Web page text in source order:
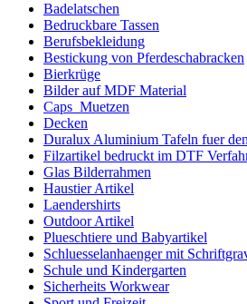
Badelatschen
Bedruckbare Tassen
Berufsbekleidung
Bestickung von Pferdeschabracken
Bierkrüge
Bilder auf MDF Material
Caps_Muetzen
Decken
Duralux Aluminium Tafeln fuer
Filzartikel bedruckt im DTF
Glas Bilderrahmen
Haustier Artikel
Laendershirts
Outdoor Artikel
Plueschtiere und Babyartikel
Schluesselanhaenger mit
Schule und Kindergarten
Sicherheits Workwear